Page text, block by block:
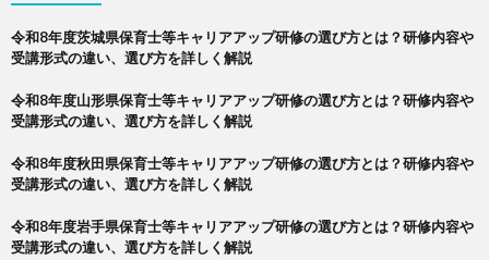
令和8年度茨城県保育士等キャリアアップ研修の選び方とは？研修内容や
受講形式の違い、選び方を詳しく解説
令和8年度山形県保育士等キャリアアップ研修の選び方とは？研修内容や
受講形式の違い、選び方を詳しく解説
令和8年度秋田県保育士等キャリアアップ研修の選び方とは？研修内容や
受講形式の違い、選び方を詳しく解説
令和8年度岩手県保育士等キャリアアップ研修の選び方とは？研修内容や
受講形式の違い、選び方を詳しく解説